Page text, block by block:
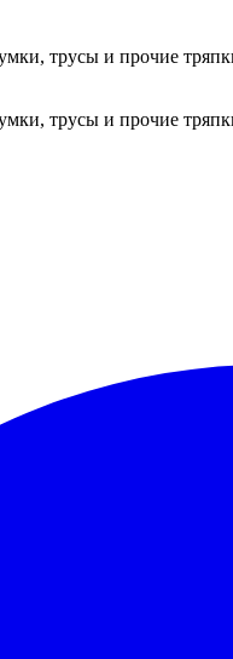
трусы и прочие
трусы и прочие